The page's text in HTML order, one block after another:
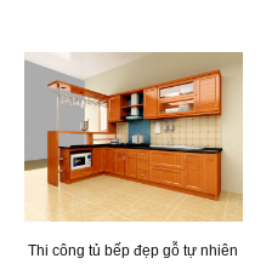
Thi công tủ bếp đẹp gỗ tự nhiên